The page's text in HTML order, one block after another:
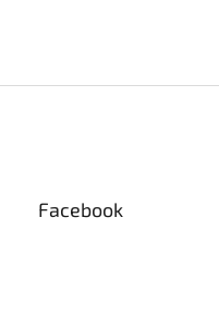
Facebook